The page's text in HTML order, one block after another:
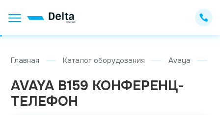
Главная Каталог оборудования Avaya
AVAYA B159 КОНФЕРЕНЦ-
ТЕЛЕФОН